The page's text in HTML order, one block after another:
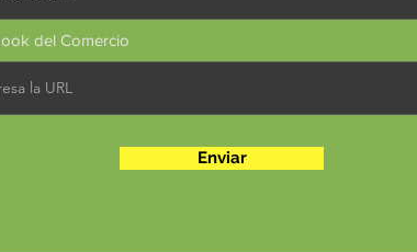
del Comercio
Enviar